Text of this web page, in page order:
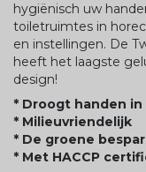
hygiënisch uw
toiletruimtes in
en instellingen. De
heeft het laagste
design!
* Droogt handen
* Milieuvriendelijk
* De groene
* Met HACCP